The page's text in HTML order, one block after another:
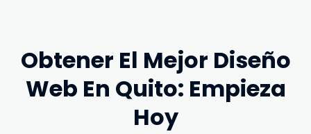
Obtener El Mejor Diseño
Web En Quito: Empieza
Hoy